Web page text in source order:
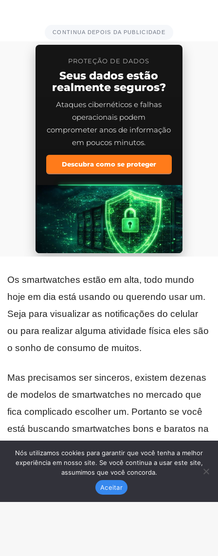
Nós utilizamos cookies para garantir que você tenha a melhor
experiência em nosso site. Se você continua a usar este site,
assumimos que você concorda.
Aceitar